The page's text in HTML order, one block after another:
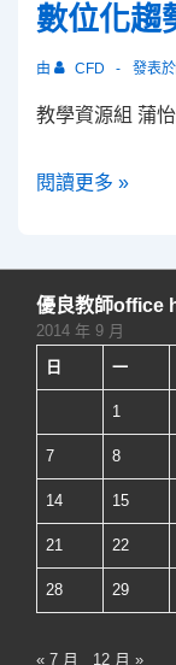
位
教
–
程
數位化趨
由 CFD 發表於
教學資源組 蒲
數
勢-
數
學
助
理
介
紹
閱讀更多 »
優良教師office
2014 年 9 月
日
一
1
7 8
14 15
21 22
28 29
« 7 月 12 月 »